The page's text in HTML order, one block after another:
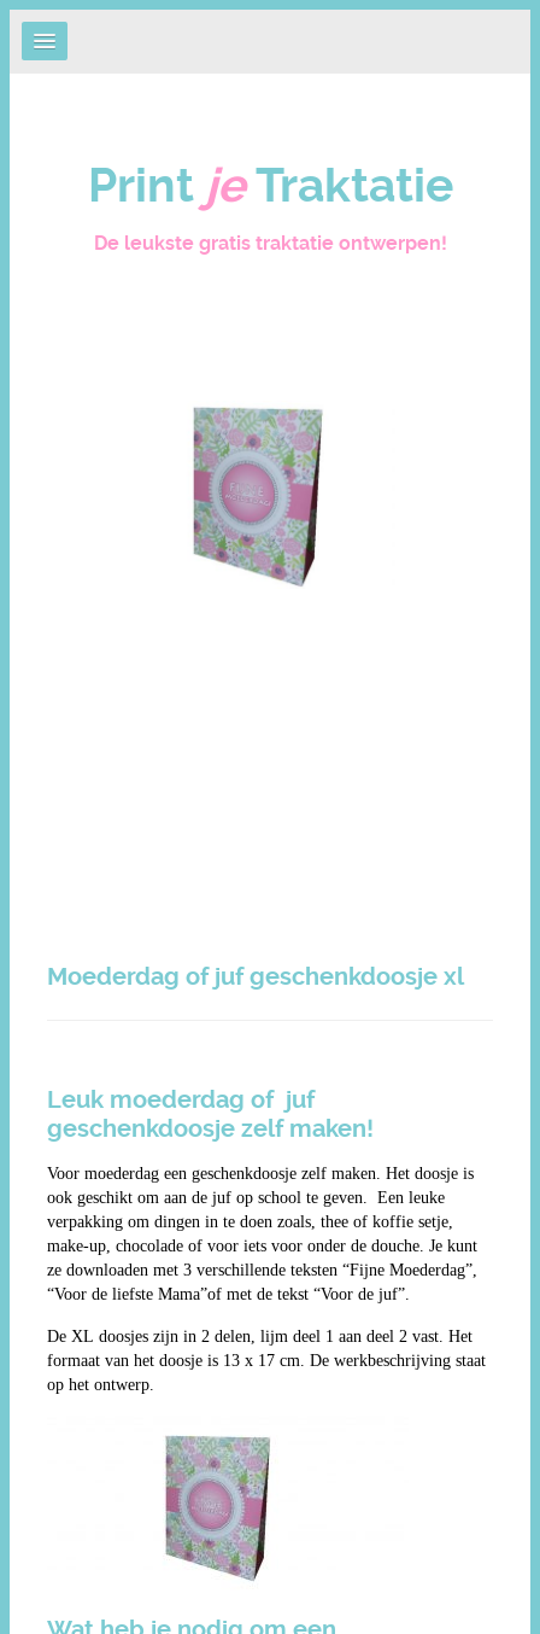
Print je Traktatie
De leukste gratis traktatie ontwerpen!
Moederdag of juf geschenkdoosje xl
Leuk moederdag of juf
geschenkdoosje zelf maken!
Voor moederdag een geschenkdoosje zelf maken. Het doosje is
ook geschikt om aan de juf op school te geven. Een leuke
verpakking om dingen in te doen zoals, thee of koffie setje,
make-up, chocolade of voor iets voor onder de douche. Je kunt
ze downloaden met 3 verschillende teksten “Fijne Moederdag”,
“Voor de liefste Mama”of met de tekst “Voor de juf”.
De XL doosjes zijn in 2 delen, lijm deel 1 aan deel 2 vast. Het
formaat van het doosje is 13 x 17 cm. De werkbeschrijving staat
op het ontwerp.